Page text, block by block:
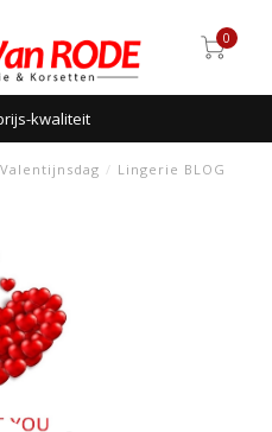
0
kwaliteit
/ Lingerie BLOG